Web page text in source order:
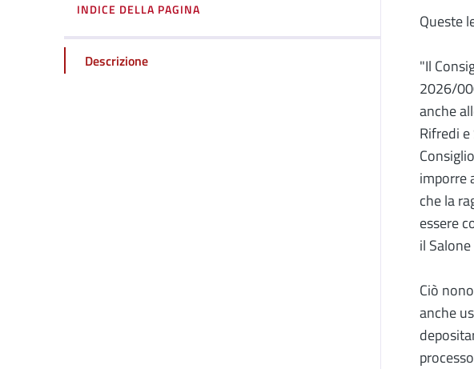
INDICE DELLA PAGINA
Descrizione
Queste
"Il
2026/
anche
Rifredi
imporre
che la
essere
il
Ciò
anche